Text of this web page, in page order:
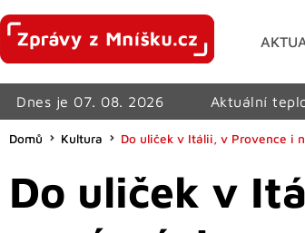
Dnes je 07. 08. 2026 Aktuální
Domů Kultura Do uliček v Itálii, v Provence i
Do uliček v